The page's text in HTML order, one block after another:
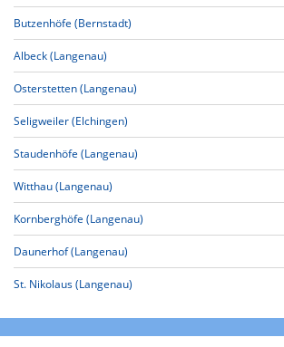
Butzenhöfe (Bernstadt)
Albeck (Langenau)
Osterstetten (Langenau)
Seligweiler (Elchingen)
Staudenhöfe (Langenau)
Witthau (Langenau)
Kornberghöfe (Langenau)
Daunerhof (Langenau)
St. Nikolaus (Langenau)